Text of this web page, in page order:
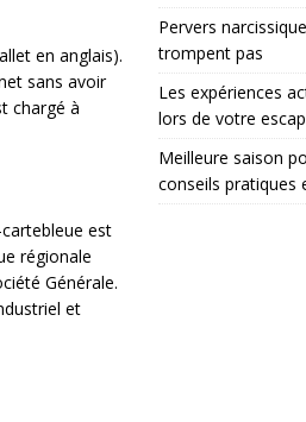
en anglais).
sans avoir
chargé à
est
régionale
Générale.
et
Pervers
trompent pas
Les expériences
lors de votre
Meilleure saison
conseils pratiques